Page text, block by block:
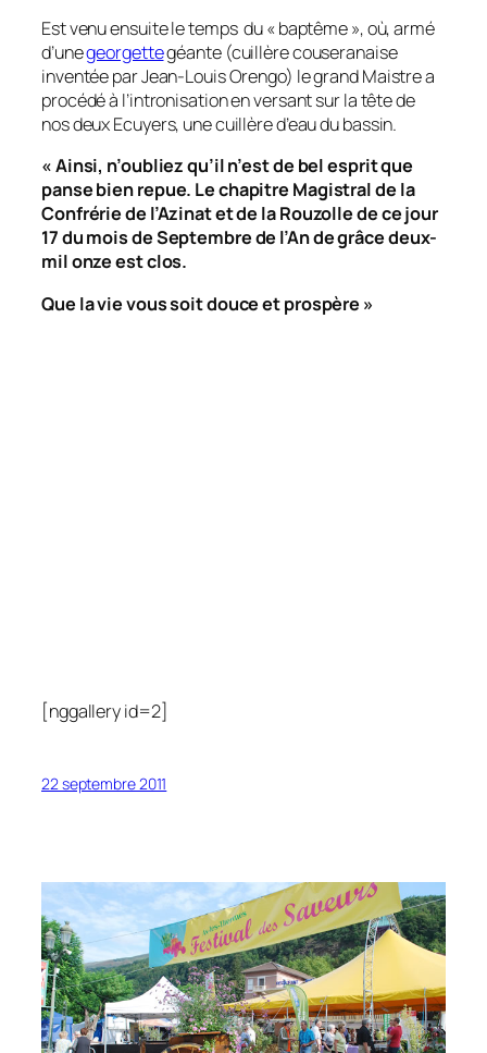
Est venu ensuite le temps du « baptême », où, armé
d’unegeorgettegéante (cuillère couseranaise
inventée par Jean-Louis Orengo) le grand Maistre a
procédé à l’intronisation en versant sur la tête de
nos deux Ecuyers, une cuillère d’eau du bassin.
« Ainsi, n’oubliez qu’il n’est de bel esprit que
panse bien repue. Le chapitre Magistral de la
Confrérie de l’Azinat et de la Rouzolle de ce jour
17 du mois de Septembre de l’An de grâce deux-
mil onze est clos.
Que la vie vous soit douce et prospère »
[nggallery id=2]
22 septembre 2011